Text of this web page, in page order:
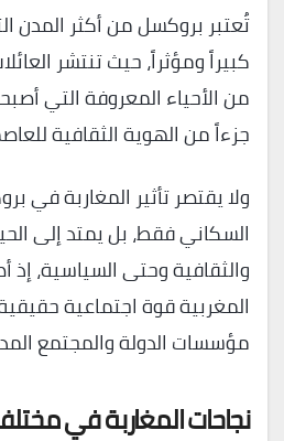
تُعتبر بروكسل من أكثر المدن
كبيراً ومؤثراً، حيث تنتشر
من الأحياء المعروفة التي
جزءاً من الهوية الثقافية
ولا يقتصر تأثير المغاربة في
السكاني فقط، بل يمتد إلى
والثقافية وحتى السياسية، إذ
المغربية قوة اجتماعية
مؤسسات الدولة والمجتمع
نجاحات المغاربة في